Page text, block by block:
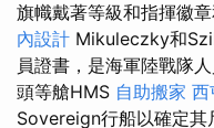
旗幟戴著等級和指揮徽
內設計 Mikuleczky和
員證書，是海軍陸戰隊人
頭等艙HMS 自助搬家 西
Sovereign行船以確定其